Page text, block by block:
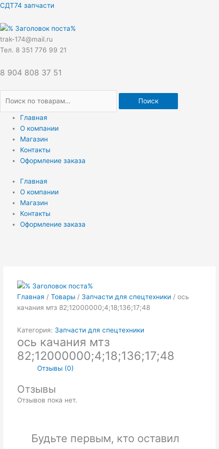
Перейти
содержимому
СДТ74 запчасти
trak-174@mail.ru
Тел. 8 351 776 99 21
8 904 808 37 51
Искать:
Поиск
Главная
О компании
Магазин
Контакты
Оформление заказа
Главная
О компании
Магазин
Контакты
Оформление заказа
Главная / Товары/ Запчасти для спецтехники / ось
качания мтз 82;12000000;4;18;136;17;48
Категория: Запчасти для спецтехники
ось качания мтз
82;12000000;4;18;136;17;48
Отзывы (0)
Отзывы
Отзывов пока нет.
Будьте первым, кто оставил